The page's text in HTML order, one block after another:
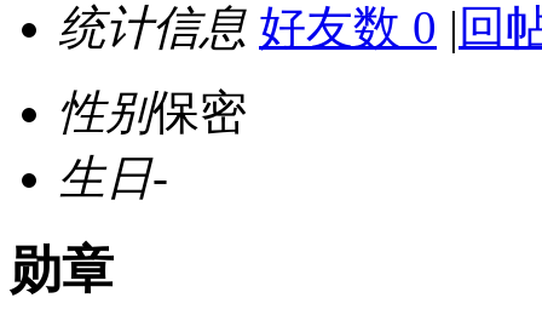
统计信息 好友数 0 | 回
性别保密
生日-
勋章